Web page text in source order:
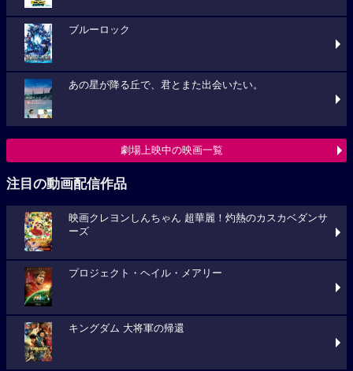
ブルーロック
あの星が降る丘で、君とまた出会いたい。
劇場上映中の映画一覧
注目の動画配信作品
映画クレヨンしんちゃん 超華麗！灼熱のカスカベダンサ
ーズ
プロジェクト・ヘイル・メアリー
キングダム 大将軍の帰還